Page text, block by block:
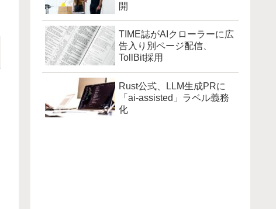
開
TIME誌がAIクローラーに広
告入り別ページ配信、
TollBit採用
Rust公式、LLM生成PRに
「ai-assisted」ラベル義務
化